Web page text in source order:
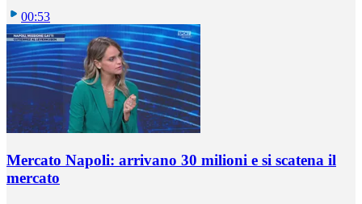
00:53
Mercato Napoli: arrivano 30 milioni e si scatena il
mercato